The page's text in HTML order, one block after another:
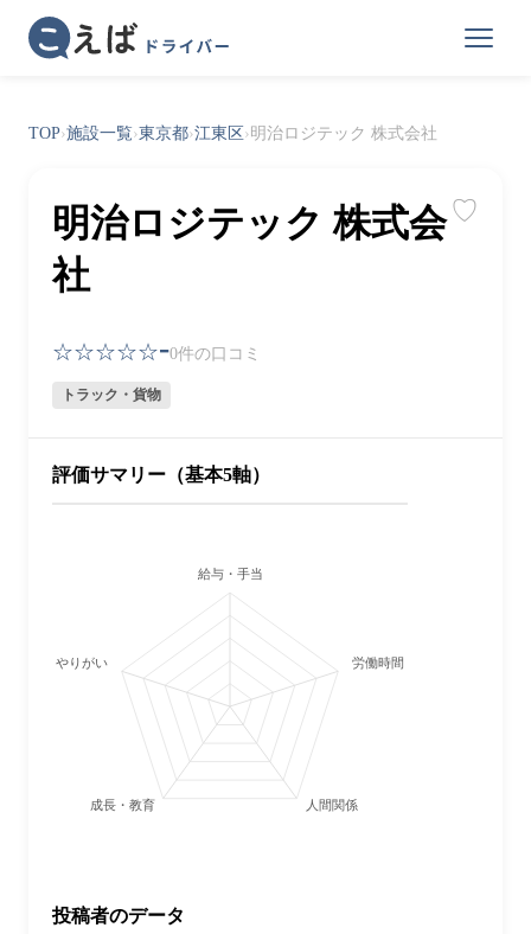
TOP›施設一覧›東京都›江東区 ›明治ロジテック 株式会社
明治ロジテック 株式会
社
♡
☆☆☆☆☆-0件の口コミ
トラック・貨物
評価サマリー（基本5軸）
給与・手当
労働時間・休日
人間関係
成長・教育
やりがい
投稿者のデータ